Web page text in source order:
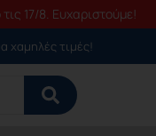
17/8. Ευχαριστούμε!
χαμηλές τιμές!